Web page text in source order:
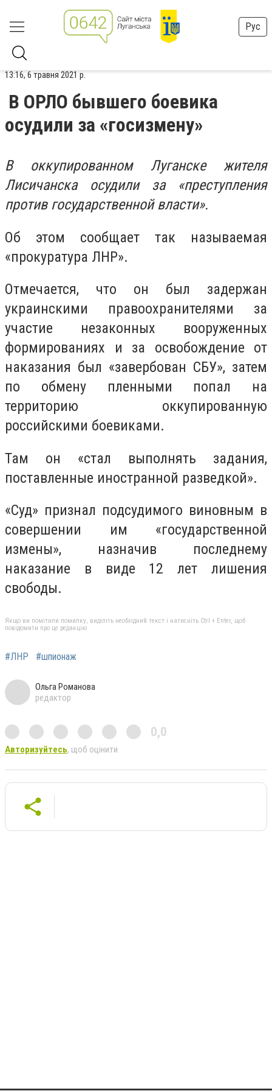
Рус
13:16, 6 травня 2021 р.
В ОРЛО бывшего боевика
осудили за «госизмену»
В оккупированном Луганске жителя
Лисичанска осудили за «преступления
против государственной власти».
Об этом сообщает так называемая
«прокуратура ЛНР».
Отмечается, что он был задержан
украинскими правоохранителями за
участие незаконных вооруженных
формированиях и за освобождение от
наказания был «завербован СБУ», затем
по обмену пленными попал на
территорию оккупированную
российскими боевиками.
Там он «стал выполнять задания,
поставленные иностранной разведкой».
«Суд» признал подсудимого виновным в
совершении им «государственной
измены», назначив последнему
наказание в виде 12 лет лишения
свободы.
Якщо ви помітили помилку, виділіть необхідний текст і натисніть Ctrl + Enter, щоб
повідомити про це редакцію
#ЛНР #шпионаж
Ольга Романова
редактор
0,0
Авторизуйтесь, щоб оцінити